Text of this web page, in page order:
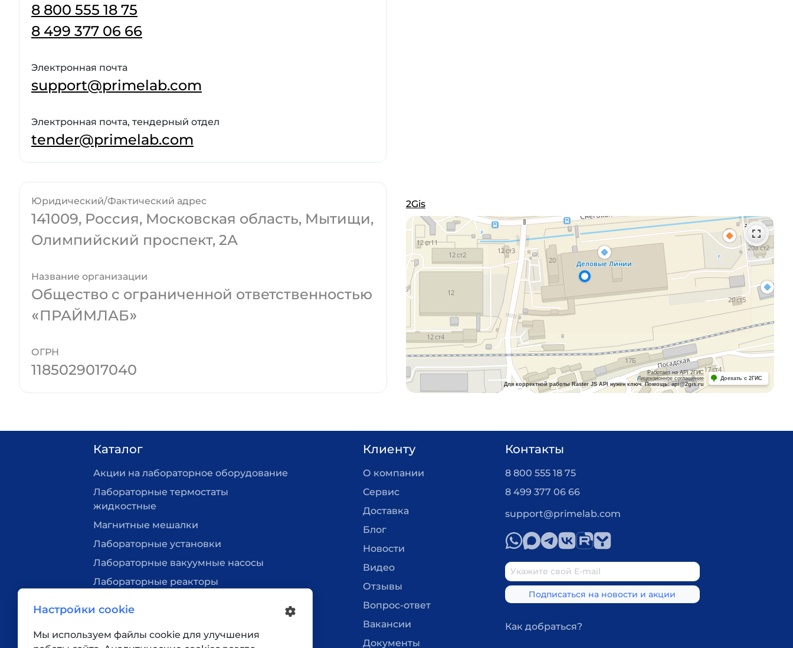
8 800 555 18 75
8 499 377 06 66
Электронная почта
support@primelab.com
Электронная почта, тендерный отдел
tender@primelab.com
Юридический/Фактический адрес
141009, Россия, Московская область, Мытищи,
Олимпийский проспект, 2А
Название организации
Общество с ограниченной ответственностью
«ПРАЙМЛАБ»
ОГРН
1185029017040
2Gis
Каталог
Акции на лабораторное оборудование
Лабораторные термостаты
жидкостные
Магнитные мешалки
Лабораторные установки
Лабораторные вакуумные насосы
Лабораторные реакторы
Вакуумные станции
Клиенту
О компании
Сервис
Доставка
Блог
Новости
Видео
Отзывы
Вопрос-ответ
Вакансии
Документы
Контакты
8 800 555 18 75
8 499 377 06 66
support@primelab.com
Как добраться?
Настройки cookie
Мы используем файлы cookie для улучшения